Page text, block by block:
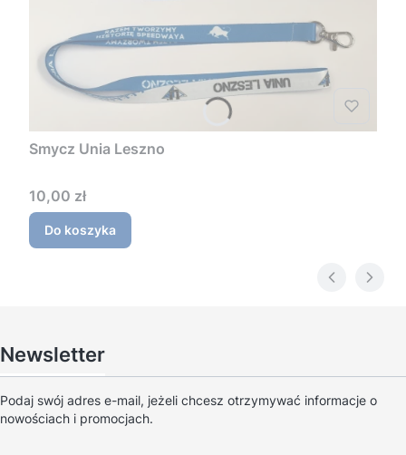
Smycz Unia Leszno
Cena
10,00 zł
Do koszyka
Newsletter
Podaj swój adres e-mail, jeżeli chcesz otrzymywać informacje o
nowościach i promocjach.